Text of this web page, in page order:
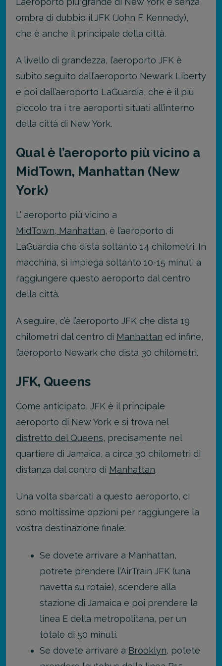
ombra di dubbio il JFK (John F. Kennedy),
che è anche il principale della città.
A livello di grandezza, l’aeroporto JFK è
subito seguito dall’aeroporto Newark Liberty
e poi dall’aeroporto LaGuardia, che è il più
piccolo tra i tre aeroporti situati all’interno
della città di New York.
Qual è l’aeroporto più vicino a
MidTown, Manhattan (New
York)
L’ aeroporto più vicino a
MidTown, Manhattan, è l’aeroporto di
LaGuardia che dista soltanto 14 chilometri. In
macchina, si impiega soltanto 10-15 minuti a
raggiungere questo aeroporto dal centro
della città.
A seguire, c’è l’aeroporto JFK che dista 19
chilometri dal centro di Manhattan ed infine,
l’aeroporto Newark che dista 30 chilometri.
JFK, Queens
Come anticipato, JFK è il principale
aeroporto di New York e si trova nel
distretto del Queens, precisamente nel
quartiere di Jamaica, a circa 30 chilometri di
distanza dal centro di Manhattan.
Una volta sbarcati a questo aeroporto, ci
sono moltissime opzioni per raggiungere la
vostra destinazione finale:
Se dovete arrivare a Manhattan,
potrete prendere l’AirTrain JFK (una
navetta su rotaie), scendere alla
stazione di Jamaica e poi prendere la
linea E della metropolitana, per un
totale di 50 minuti.
Se dovete arrivare a Brooklyn, potete